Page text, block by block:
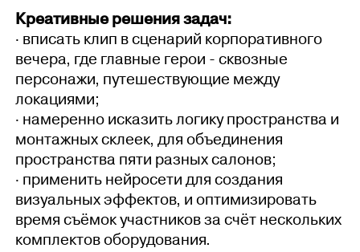
Креативные решения задач:
· вписать клип в сценарий корпоративного
вечера, где главные герои - сквозные
персонажи, путешествующие между
локациями;
· намеренно исказить логику пространства и
монтажных склеек, для объединения
пространства пяти разных салонов;
· применить нейросети для создания
визуальных эффектов, и оптимизировать
время съёмок участников за счёт нескольких
комплектов оборудования.